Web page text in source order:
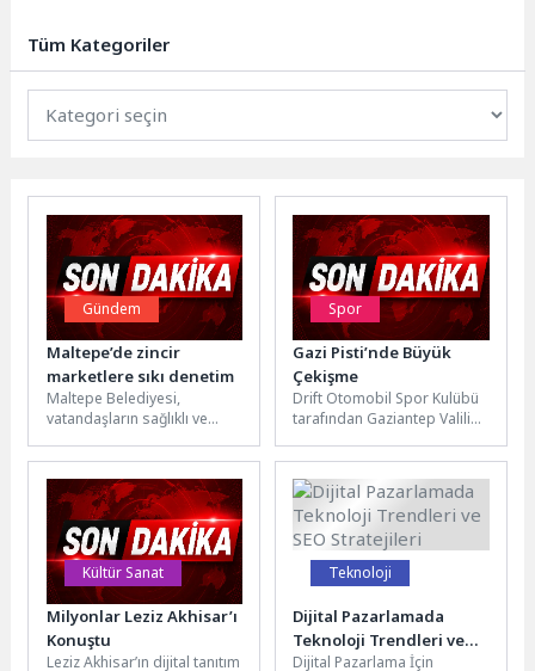
Bayramı’na...
Tüm Kategoriler
Gündem
Maltepe’de zincir
marketlere sıkı denetim
Maltepe Belediyesi,
vatandaşların sağlıklı ve
sağlamak ve tüketici
haklarını korumak amacıyla
ilçedeki...
Spor
Gazi Pisti’nde Büyük
Çekişme
Drift Otomobil Spor Kulübü
tarafından Gaziantep Valiliği,
Belediyesi, Spor Toto,
Power App ve...
Kültür Sanat
Milyonlar Leziz Akhisar’ı
Konuştu
Leziz Akhisar’ın dijital tanıtım
Teknoloji
Dijital Pazarlamada
Teknoloji Trendleri ve
SEO Stratejileri
Dijital Pazarlama İçin